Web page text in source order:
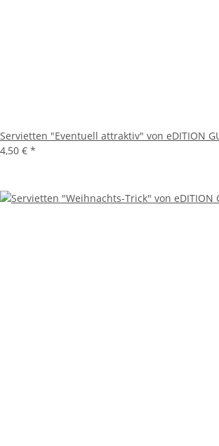
Servietten "Eventuell attraktiv" von eDITION
4,50 € *